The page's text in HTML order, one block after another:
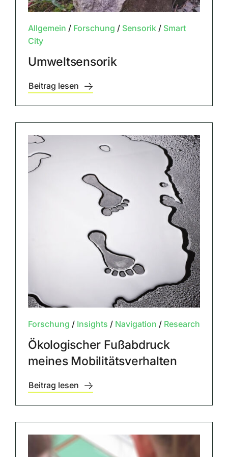
Allgemein / Forschung / Sensorik/ Smart
City
Umweltsensorik
Beitrag lesen
Forschung / Insights / Navigation / Research
Ökologischer Fußabdruck
meines Mobilitätsverhalten
Beitrag lesen